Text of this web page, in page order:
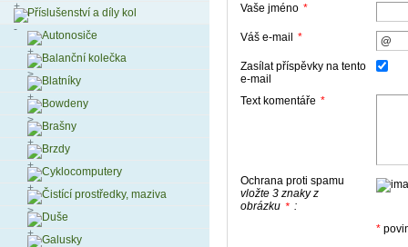
Vaše jméno *
Váš e-mail *
Zasílat příspěvky na tento
e-mail
Text komentáře *
Ochrana proti spamu
vložte 3 znaky z
obrázku * :
*
Příslušenství a díly kol
Autonosiče
Balanční kolečka
Blatníky
Bowdeny
Brašny
Brzdy
Cyklocomputery
Čistící prostředky, maziva
Duše
Galusky